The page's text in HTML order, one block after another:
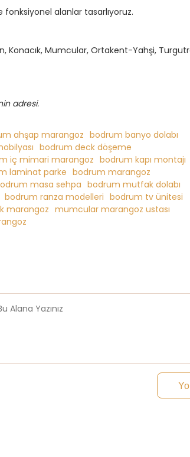
alanlar tasarlıyoruz.
Mumcular, Ortakent-Yahşi,
adresi.
ahşap marangoz bodrum banyo dolabı
bodrum deck döşeme
iç mimari marangoz bodrum kapı montajı
laminat parke bodrum marangoz
masa sehpa bodrum mutfak dolabı
bodrum ranza modelleri bodrum tv ünitesi
marangoz mumcular marangoz ustası